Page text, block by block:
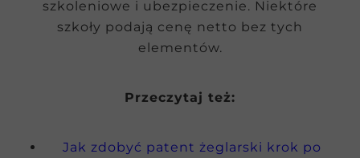
szkoleniowe i ubezpieczenie. Niektóre
szkoły podają cenę netto bez tych
elementów.
Przeczytaj też:
Jak zdobyć patent żeglarski krok po